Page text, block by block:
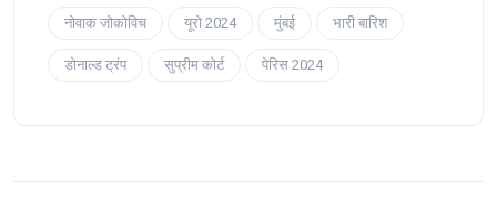
नोवाक जोकोविच यूरो 2024 मुंबई भारी बारिश
डोनाल्ड ट्रंप सुप्रीम कोर्ट पेरिस 2024